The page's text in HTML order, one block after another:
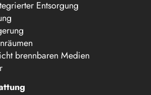
Entsorgung
brennbaren Medien